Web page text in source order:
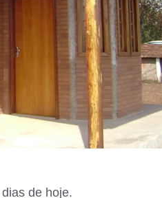
de hoje.